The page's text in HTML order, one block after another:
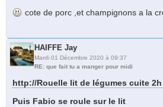
cote de porc ,et champignons a la
HAIFFE Jay
Mardi 01 Décembre 2020 à 09:37
RE: que fait tu a manger pour midi
http://Rouelle lit de légumes cuite
Puis Fabio se roule sur le lit